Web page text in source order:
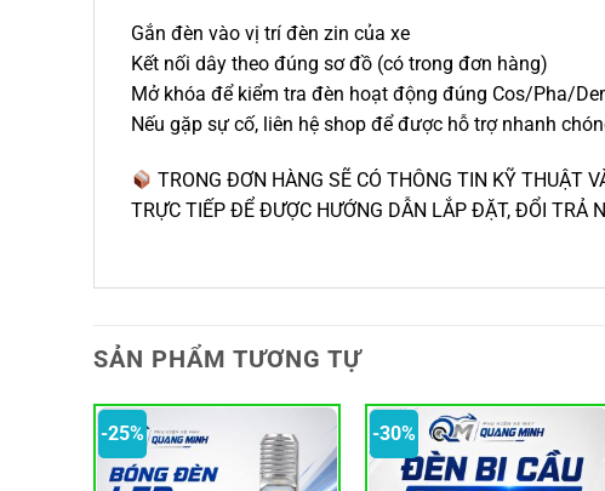
Gắn đèn vào vị trí đèn zin của xe
Kết nối dây theo đúng sơ đồ (có trong đơn hàng)
Mở khóa để kiểm tra đèn hoạt động đúng Cos/Pha/
Nếu gặp sự cố, liên hệ shop để được hỗ trợ nhanh
TRONG ĐƠN HÀNG SẼ CÓ THÔNG TIN KỸ THUẬT
TRỰC TIẾP ĐỂ ĐƯỢC HƯỚNG DẪN LẮP ĐẶT, ĐỔI TRẢ
SẢN PHẨM TƯƠNG TỰ
-25% -30%